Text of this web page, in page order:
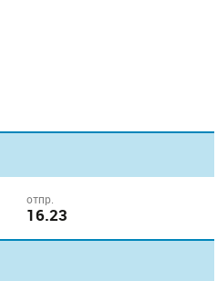
отпр.
16.23